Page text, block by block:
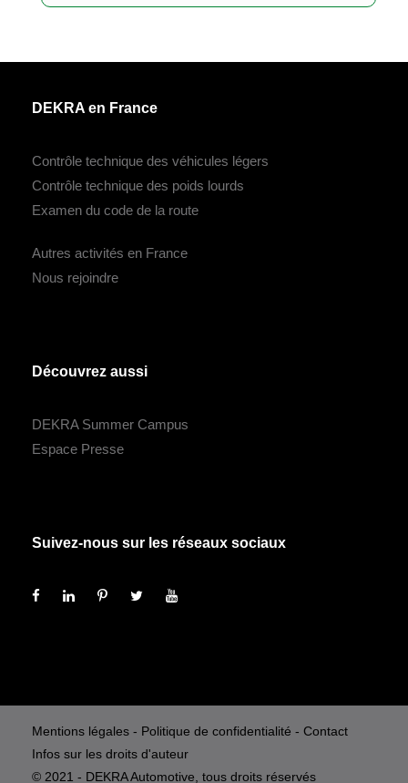
DEKRA en France
Contrôle technique des véhicules légers
Contrôle technique des poids lourds
Examen du code de la route
Autres activités en France
Nous rejoindre
Découvrez aussi
DEKRA Summer Campus
Espace Presse
Suivez-nous sur les réseaux sociaux
Mentions légales - Politique de confidentialité - Contact
Infos sur les droits d'auteur
© 2021 - DEKRA Automotive, tous droits réservés